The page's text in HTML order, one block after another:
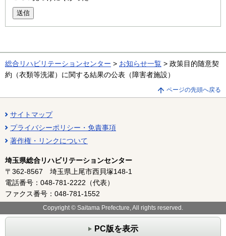
送信
総合リハビリテーションセンター > お知らせ一覧 > 政策目的随意契
約（衣類等洗濯）に関する結果の公表（障害者施設）
ページの先頭へ戻る
サイトマップ
プライバシーポリシー・免責事項
著作権・リンクについて
埼玉県総合リハビリテーションセンター
〒362-8567 埼玉県上尾市西貝塚148-1
電話番号：048-781-2222（代表）
ファクス番号：048-781-1552
Copyright © Saitama Prefecture, All rights reserved.
PC版を表示